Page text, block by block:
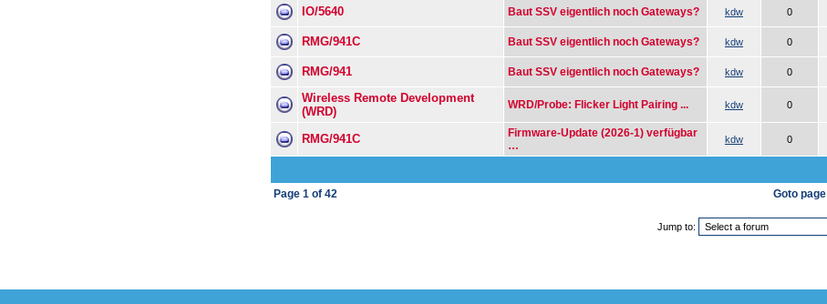
IO/5640 Baut SSV eigentlich noch Gateways? kdw 0
RMG/941C Baut SSV eigentlich noch Gateways? kdw 0
RMG/941 Baut SSV eigentlich noch Gateways? kdw 0
Wireless Remote Development
(WRD)
WRD/Probe: Flicker Light Pairing ... kdw 0
RMG/941C
Firmware-Update (2026-1) verfügbar
…
kdw 0
Page 1 of 42 Goto page
Jump to: